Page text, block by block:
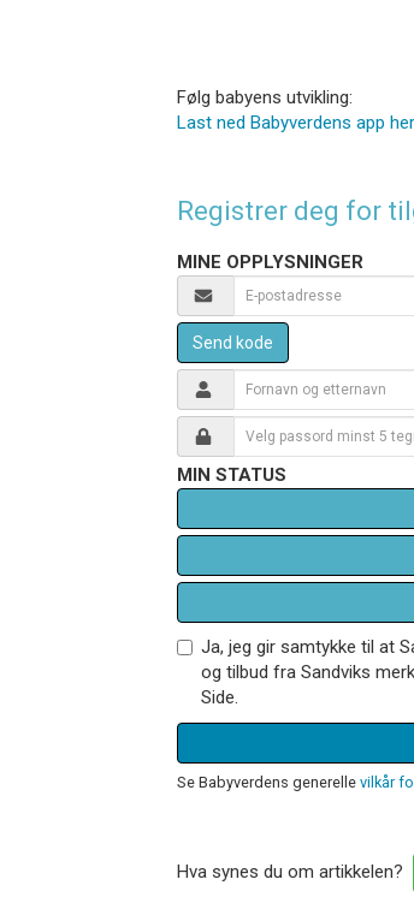
Følg babyens utvikling:
Last ned Babyverdens app her
Registrer deg for
MINE OPPLYSNINGER
Send kode
MIN STATUS
Ja, jeg gir samtykke til at
og tilbud fra Sandviks
Side.
Se Babyverdens generelle vilkår
Hva synes du om artikkelen?